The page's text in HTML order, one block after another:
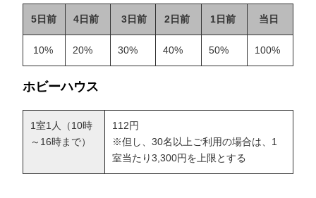
5日前 4日前 3日前 2日前 1日前 当日
10% 20% 30% 40% 50% 100%
ホビーハウス
1室1人（10時
～16時まで）
112円
※但し、30名以上ご利用の場合は、1
室当たり3,300円を上限とする